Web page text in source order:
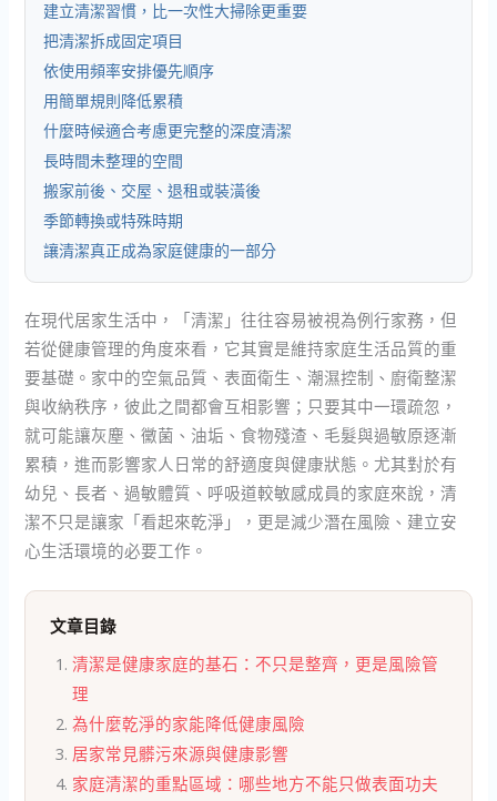
建立清潔習慣，比一次性大掃除更重要
把清潔拆成固定項目
依使用頻率安排優先順序
用簡單規則降低累積
什麼時候適合考慮更完整的深度清潔
長時間未整理的空間
搬家前後、交屋、退租或裝潢後
季節轉換或特殊時期
讓清潔真正成為家庭健康的一部分
在現代居家生活中，「清潔」往往容易被視為例行家務，但
若從健康管理的角度來看，它其實是維持家庭生活品質的重
要基礎。家中的空氣品質、表面衛生、潮濕控制、廚衛整潔
與收納秩序，彼此之間都會互相影響；只要其中一環疏忽，
就可能讓灰塵、黴菌、油垢、食物殘渣、毛髮與過敏原逐漸
累積，進而影響家人日常的舒適度與健康狀態。尤其對於有
幼兒、長者、過敏體質、呼吸道較敏感成員的家庭來說，清
潔不只是讓家「看起來乾淨」，更是減少潛在風險、建立安
心生活環境的必要工作。
文章目錄
清潔是健康家庭的基石：不只是整齊，更是風險管
理
為什麼乾淨的家能降低健康風險
居家常見髒污來源與健康影響
家庭清潔的重點區域：哪些地方不能只做表面功夫